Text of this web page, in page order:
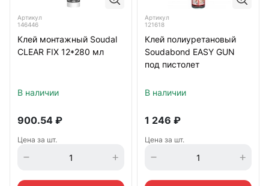
Артикул
146446
Клей монтажный Soudal
CLEAR FIX 12*280 мл
В наличии
900.54 ₽
Цена за шт.
Артикул
121618
Клей полиуретановый
Soudabond EASY GUN
под пистолет
В наличии
1 246 ₽
Цена за шт.